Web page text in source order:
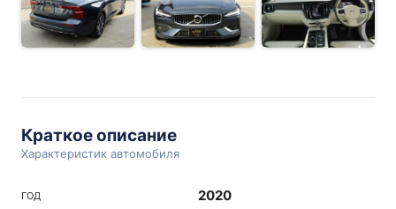
Краткое описание
Характеристик автомобиля
ГОД 2020